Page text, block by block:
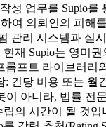
업무를 Supio
여 의뢰인의 피
관리 시스템과
재 Supio는 영미
프트 라이브러
당 비용 또는
아니라, 법률
의 시간이 될 것